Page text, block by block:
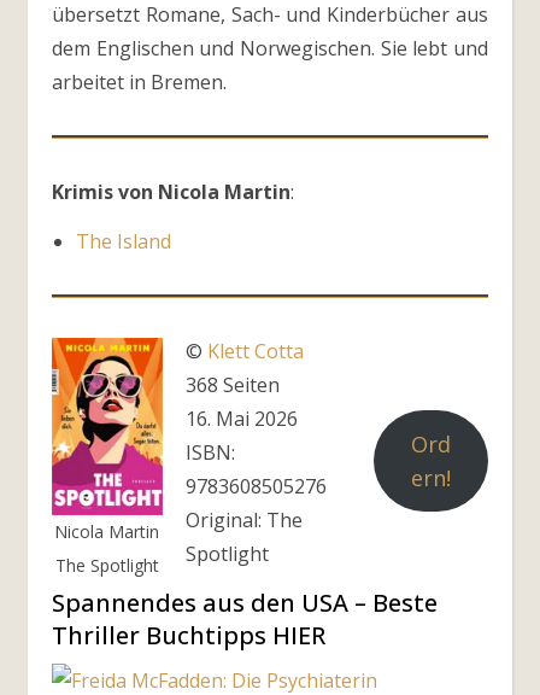
übersetzt Romane, Sach- und Kinderbücher aus
dem Englischen und Norwegischen. Sie lebt und
arbeitet in Bremen.
Krimis von Nicola Martin:
The Island
Nicola Martin
The Spotlight
© Klett Cotta
368 Seiten
16. Mai 2026
ISBN:
9783608505276
Original: The
Spotlight
Ord
ern!
Spannendes aus den USA – Beste
Thriller Buchtipps HIER